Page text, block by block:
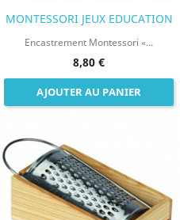
MONTESSORI JEUX EDUCATION
Encastrement Montessori «...
8,80 €
AJOUTER AU PANIER